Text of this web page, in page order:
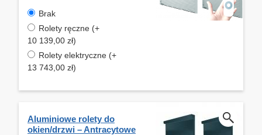
Brak
Rolety ręczne (+
10 139,00 zł)
Rolety elektryczne (+
13 743,00 zł)
Aluminiowe rolety do
okien/drzwi – Antracytowe